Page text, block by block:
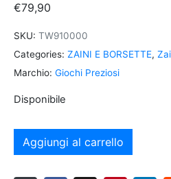
€79,90
SKU: TW910000
Categories: ZAINI E BORSETTE,
Marchio: Giochi Preziosi
Disponibile
Aggiungi al carrello